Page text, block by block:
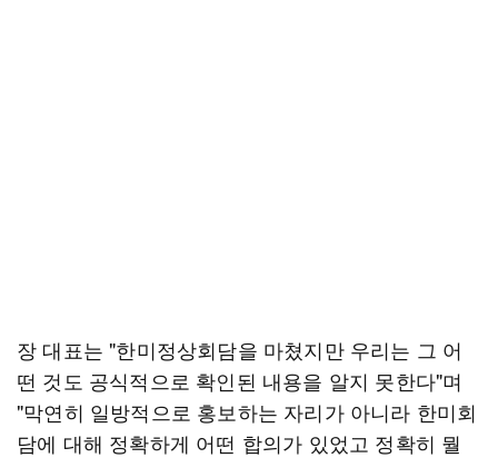
장 대표는 "한미정상회담을 마쳤지만 우리는 그 어
떤 것도 공식적으로 확인된 내용을 알지 못한다"며
"막연히 일방적으로 홍보하는 자리가 아니라 한미회
담에 대해 정확하게 어떤 합의가 있었고 정확히 뭘